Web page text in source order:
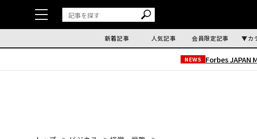
新着記事 人気記事 会員限定記事 カ
NEWS Forbes JAPAN